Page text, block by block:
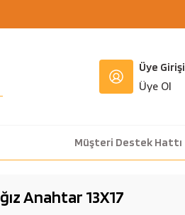
Üye Girişi
Üye Ol
Müşteri Destek Hattı
Anahtar 13X17